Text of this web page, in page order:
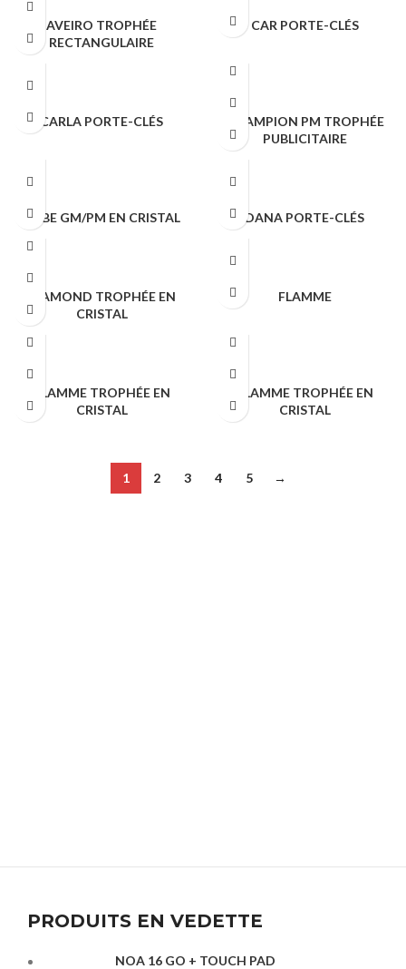
AVEIRO TROPHÉE
RECTANGULAIRE
TROPHÉES & PORTE CLÉS
CAR PORTE-CLÉS
CARLA PORTE-CLÉS
CHAMPION PM TROPHÉE
PUBLICITAIRE
TROPHÉES & PORTE CLÉS
CUBE GM/PM EN CRISTAL
TROPHÉES & PORTE CLÉS
DANA PORTE-CLÉS
TROPHÉES & PORTE CLÉS
DIAMOND TROPHÉE EN
CRISTAL
TROPHÉES & PORTE CLÉS
FLAMME
FLAMME TROPHÉE EN
CRISTAL
FLAMME TROPHÉE EN
CRISTAL
1 2 3 4 5 →
PRODUITS EN VEDETTE
NOA 16 GO + TOUCH PAD